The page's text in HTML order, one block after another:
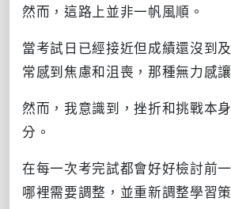
然而，這路上並非一帆風順。
當考試日已經接近但成績還沒到
常感到焦慮和沮喪，那種無力感
然而，我意識到，挫折和挑戰本
分。
在每一次考完試都會好好檢討前
哪裡需要調整，並重新調整學習